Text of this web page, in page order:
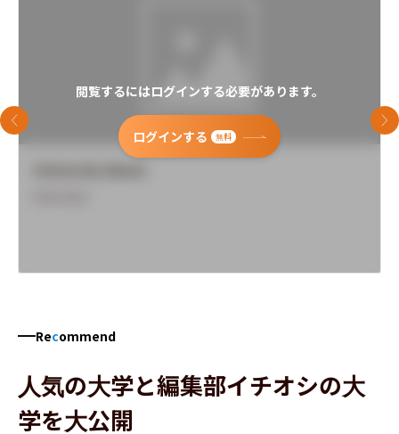
閲覧するにはログインする必要があります。
ログインする 無料
前のスライド 次
Recommend
人気の大学と編集部イチオシの大
学を大公開